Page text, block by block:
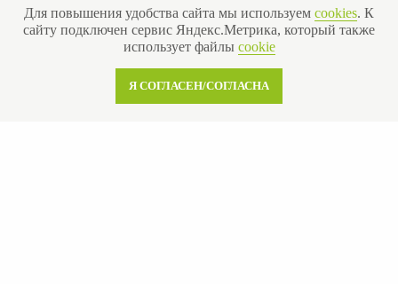
Для повышения удобства сайта мы используем cookies. К
сайту подключен сервис Яндекс.Метрика, который также
использует файлы cookie
Я СОГЛАСЕН/СОГЛАСНА